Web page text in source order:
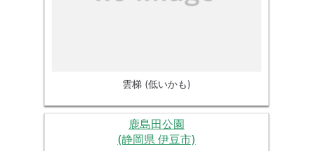
雲梯 (低いかも)
鹿島田公園
(静岡県 伊豆市)